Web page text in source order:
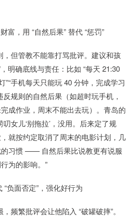
富，用 “自然后果” 替代 “惩罚”
，但管教不能靠打骂批评。建议和孩
明确底线与责任：比如 “每天 21:30
”“手机每天只能玩 40 分钟，完成学习
规则的自然后果（如超时玩手机，
成作业，周末不能出去玩）。青岛的
女儿‘别拖拉’，没用。后来定了规
就按约定取消了周末的电影计划，几
的习惯 —— 自然后果比说教更有说服
为的影响。”
“负面否定”，强化好行为
频繁批评会让他陷入 “破罐破摔”。